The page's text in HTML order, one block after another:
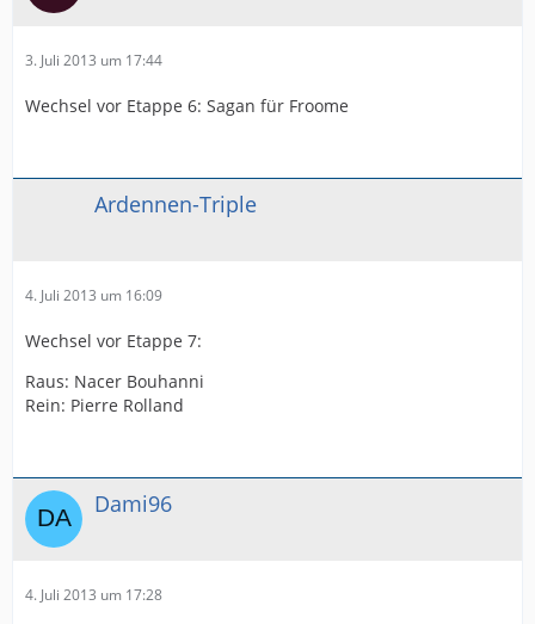
3. Juli 2013 um 17:44
Wechsel vor Etappe 6: Sagan für Froome
Ardennen-Triple
4. Juli 2013 um 16:09
Wechsel vor Etappe 7:
Raus: Nacer Bouhanni
Rein: Pierre Rolland
Dami96
4. Juli 2013 um 17:28